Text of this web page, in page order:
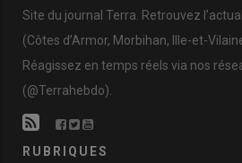
Site du journal Terra. Retrouvez
(Côtes d’Armor, Morbihan, Ille-et-
Réagissez en temps réels via nos
(@Terrahebdo).
RUBRIQUES